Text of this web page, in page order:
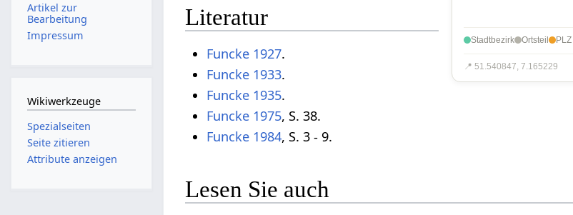
Stadtbezirk Ortsteil PLZ
📍 51.540847, 7.165229
Literatur
Funcke 1927.
Funcke 1933.
Funcke 1935.
Funcke 1975, S. 38.
Funcke 1984, S. 3 - 9.
Lesen Sie auch
Artikel zur
Bearbeitung
Impressum
Wikiwerkzeuge
Spezialseiten
Seite zitieren
Attribute anzeigen